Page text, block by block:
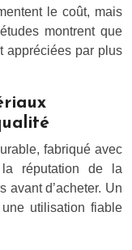
le coût, mais
montrent que
appréciées par plus
fabriqué avec
réputation de la
avant d’acheter. Un
utilisation fiable